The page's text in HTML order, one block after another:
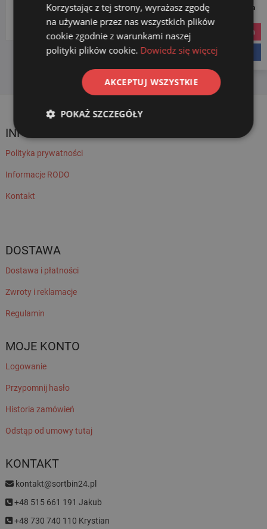
Wybierz kategorię
INFORMACJE
Polityka prywatności
Informacje RODO
Kontakt
DOSTAWA
Dostawa i płatności
Zwroty i reklamacje
Regulamin
MOJE KONTO
Logowanie
Przypomnij hasło
Historia zamówień
Odstąp od umowy tutaj
KONTAKT
kontakt@sortbin24.pl
+48 515 661 191 Jakub
+48 730 740 110 Krystian
Social Media
instagram
Korzystając z tej strony, wyrażasz zgodę
na używanie przez nas wszystkich plików
cookie zgodnie z warunkami naszej
polityki plików cookie. Dowiedz się więcej
AKCEPTUJ WSZYSTKIE
POKAŻ SZCZEGÓŁY